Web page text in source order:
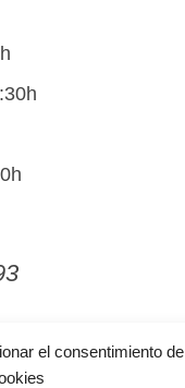
el consentimiento de
de la Plana